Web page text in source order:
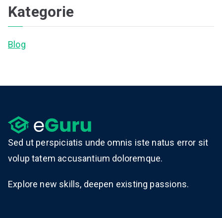
Kategorie
Blog
Sed ut perspiciatis unde omnis iste natus error sit
volup tatem accusantium doloremque.
Explore new skills, deepen existing passions.